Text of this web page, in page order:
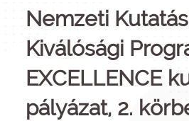
Nemzeti
Kiválósági
EXCELLENCE
pályázat, 2.